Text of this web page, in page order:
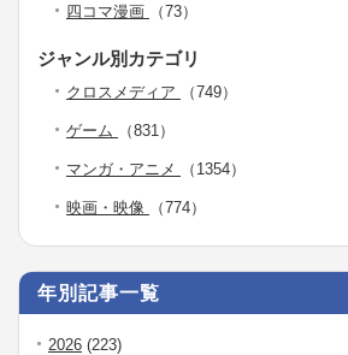
四コマ漫画 （73）
ジャンル別カテゴリ
クロスメディア （749）
ゲーム （831）
マンガ・アニメ （1354）
映画・映像 （774）
年別記事一覧
2026 (223)